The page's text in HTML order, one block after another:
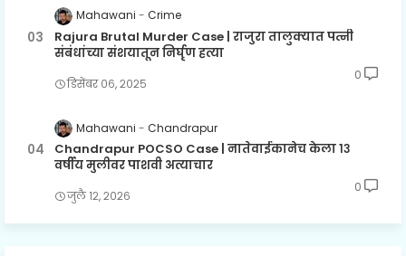
Mahawani Crime
Rajura Brutal Murder Case | राजुरा तालुक्यात पत्नी
संबंधांच्या संशयातून निर्घृण हत्या
डिसेंबर ०६, २०२५
0
Mahawani Chandrapur
Chandrapur POCSO Case | नातेवाईकानेच केला १३
वर्षीय मुलीवर पाशवी अत्याचार
जुलै १२, २०२६
0